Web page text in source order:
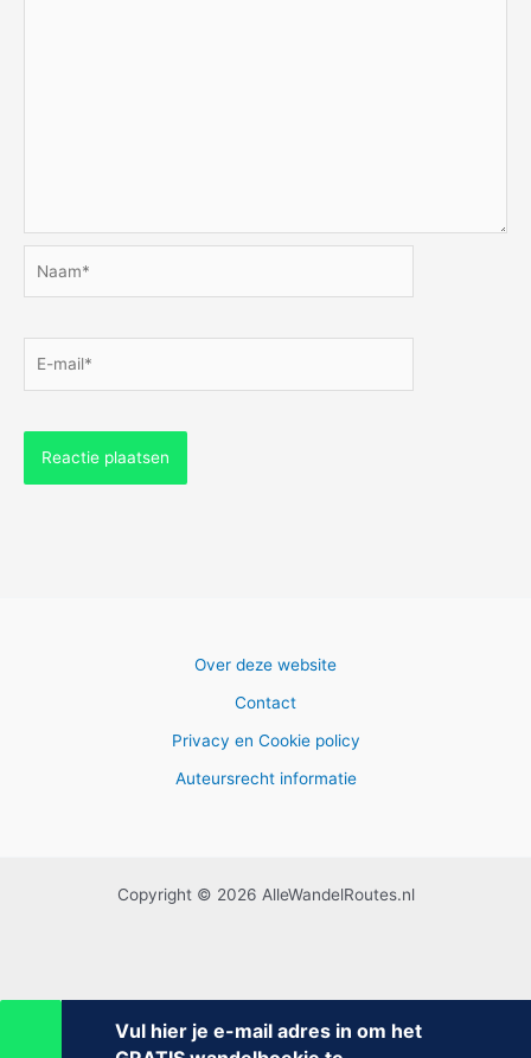
mail*
Over deze website
Contact
Privacy en Cookie policy
Auteursrecht informatie
Copyright © 2026 AlleWandelRoutes.nl
Vul hier je e-mail adres in om het